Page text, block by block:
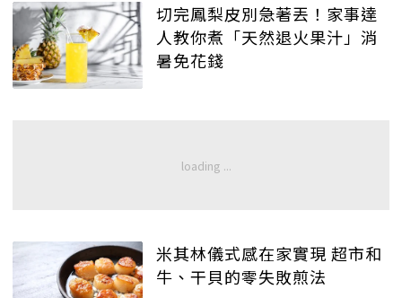
切完鳳梨皮別急著丟！家事達
人教你煮「天然退火果汁」消
暑免花錢
米其林儀式感在家實現 超市和
牛、干貝的零失敗煎法